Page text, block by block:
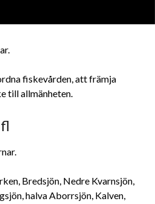
fiskevården, att främja
till allmänheten.
Bredsjön, Nedre Kvarnsjön,
halva Aborrsjön, Kalven,